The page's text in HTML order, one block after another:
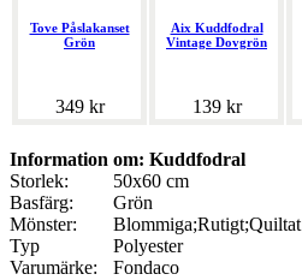
Tove Påslakanset
Grön
349 kr
Aix Kuddfodral
Vintage Dovgrön
139 kr
Information om: Kuddfodral
Storlek:
50x60 cm
Basfärg:
Grön
Mönster:
Blommiga;Rutigt;Quiltat
Typ
Polyester
Varumärke:
Fondaco